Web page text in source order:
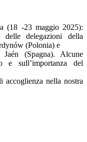
(18 -23 maggio 2025):
delegazioni della
(Polonia) e
(Spagna). Alcune
e sull’importanza del
nella nostra